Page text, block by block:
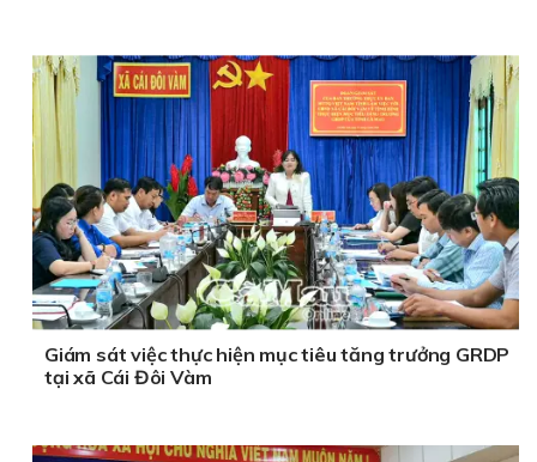
Giám sát việc thực hiện mục tiêu tăng trưởng GRDP
tại xã Cái Đôi Vàm